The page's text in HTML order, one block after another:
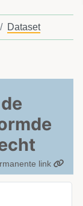
Dataset
link